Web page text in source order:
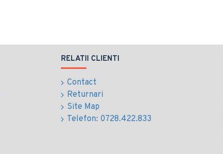
RELATII CLIENTI
Contact
Returnari
Site Map
Telefon: 0728.422.833